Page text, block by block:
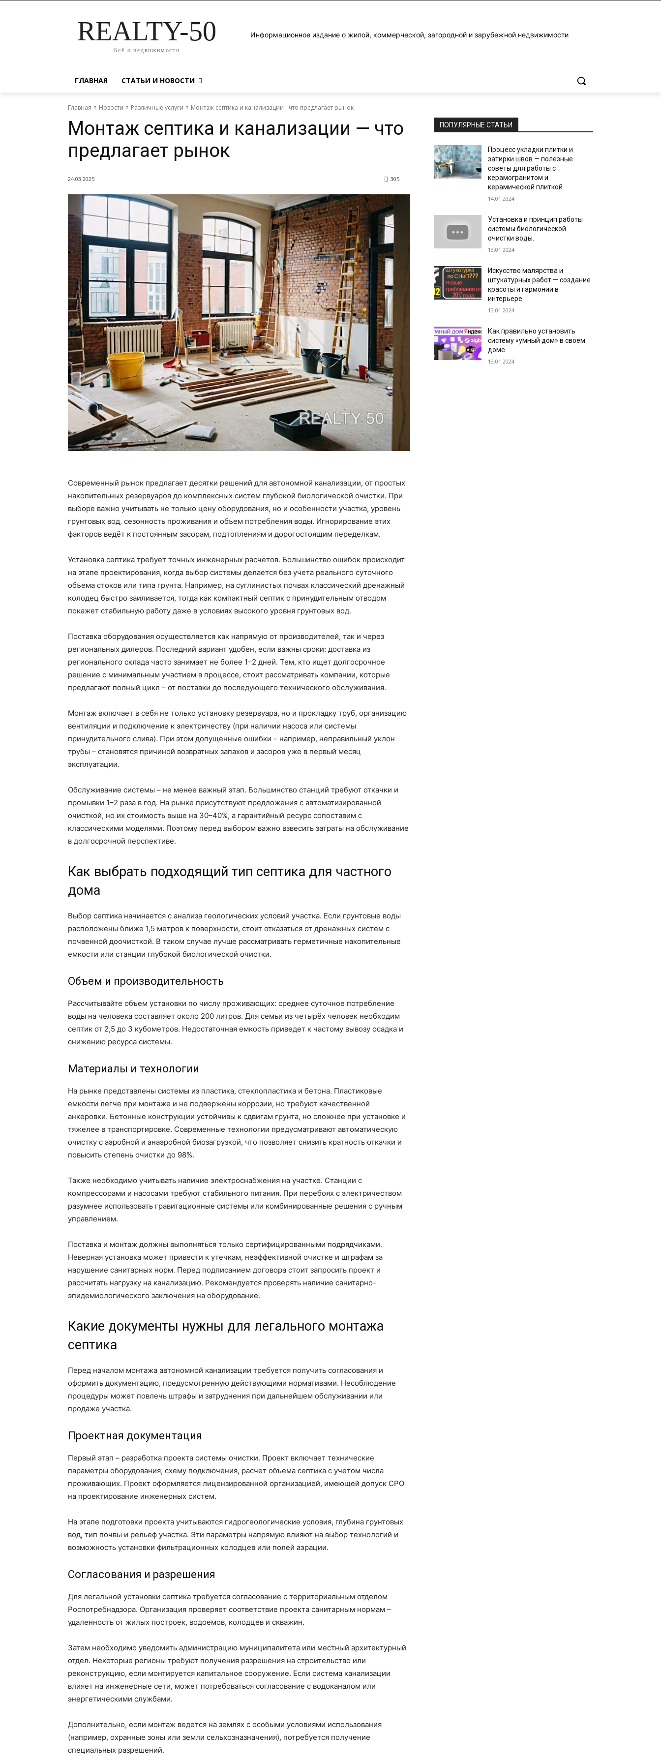
REALTY-50
Всё о недвижимости
Информационное издание о жилой, коммерческой, загородной и зарубежной недвижимости
ГЛАВНАЯ СТАТЬИ И НОВОСТИ
Главная Новости Различные услуги Монтаж септика и канализации - что предлагает рынок
Монтаж септика и канализации — что
предлагает рынок
24.03.2025 305
Современный рынок предлагает десятки решений для автономной канализации, от простых
накопительных резервуаров до комплексных систем глубокой биологической очистки. При
выборе важно учитывать не только цену оборудования, но и особенности участка, уровень
грунтовых вод, сезонность проживания и объем потребления воды. Игнорирование этих
факторов ведёт к постоянным засорам, подтоплениям и дорогостоящим переделкам.
Установка септика требует точных инженерных расчетов. Большинство ошибок происходит
на этапе проектирования, когда выбор системы делается без учета реального суточного
объема стоков или типа грунта. Например, на суглинистых почвах классический дренажный
колодец быстро заиливается, тогда как компактный септик с принудительным отводом
покажет стабильную работу даже в условиях высокого уровня грунтовых вод.
Поставка оборудования осуществляется как напрямую от производителей, так и через
региональных дилеров. Последний вариант удобен, если важны сроки: доставка из
регионального склада часто занимает не более 1–2 дней. Тем, кто ищет долгосрочное
решение с минимальным участием в процессе, стоит рассматривать компании, которые
предлагают полный цикл – от поставки до последующего технического обслуживания.
Монтаж включает в себя не только установку резервуара, но и прокладку труб, организацию
вентиляции и подключение к электричеству (при наличии насоса или системы
принудительного слива). При этом допущенные ошибки – например, неправильный уклон
трубы – становятся причиной возвратных запахов и засоров уже в первый месяц
эксплуатации.
Обслуживание системы – не менее важный этап. Большинство станций требуют откачки и
промывки 1–2 раза в год. На рынке присутствуют предложения с автоматизированной
очисткой, но их стоимость выше на 30–40%, а гарантийный ресурс сопоставим с
классическими моделями. Поэтому перед выбором важно взвесить затраты на обслуживание
в долгосрочной перспективе.
Как выбрать подходящий тип септика для частного
дома
Выбор септика начинается с анализа геологических условий участка. Если грунтовые воды
расположены ближе 1,5 метров к поверхности, стоит отказаться от дренажных систем с
почвенной доочисткой. В таком случае лучше рассматривать герметичные накопительные
емкости или станции глубокой биологической очистки.
Объем и производительность
Рассчитывайте объем установки по числу проживающих: среднее суточное потребление
воды на человека составляет около 200 литров. Для семьи из четырёх человек необходим
септик от 2,5 до 3 кубометров. Недостаточная емкость приведет к частому вывозу осадка и
снижению ресурса системы.
Материалы и технологии
На рынке представлены системы из пластика, стеклопластика и бетона. Пластиковые
емкости легче при монтаже и не подвержены коррозии, но требуют качественной
анкеровки. Бетонные конструкции устойчивы к сдвигам грунта, но сложнее при установке и
тяжелее в транспортировке. Современные технологии предусматривают автоматическую
очистку с аэробной и анаэробной биозагрузкой, что позволяет снизить кратность откачки и
повысить степень очистки до 98%.
Также необходимо учитывать наличие электроснабжения на участке. Станции с
компрессорами и насосами требуют стабильного питания. При перебоях с электричеством
разумнее использовать гравитационные системы или комбинированные решения с ручным
управлением.
Поставка и монтаж должны выполняться только сертифицированными подрядчиками.
Неверная установка может привести к утечкам, неэффективной очистке и штрафам за
нарушение санитарных норм. Перед подписанием договора стоит запросить проект и
рассчитать нагрузку на канализацию. Рекомендуется проверять наличие санитарно-
эпидемиологического заключения на оборудование.
Какие документы нужны для легального монтажа
септика
Перед началом монтажа автономной канализации требуется получить согласования и
оформить документацию, предусмотренную действующими нормативами. Несоблюдение
процедуры может повлечь штрафы и затруднения при дальнейшем обслуживании или
продаже участка.
Проектная документация
Первый этап – разработка проекта системы очистки. Проект включает технические
параметры оборудования, схему подключения, расчет объема септика с учетом числа
проживающих. Проект оформляется лицензированной организацией, имеющей допуск СРО
на проектирование инженерных систем.
На этапе подготовки проекта учитываются гидрогеологические условия, глубина грунтовых
вод, тип почвы и рельеф участка. Эти параметры напрямую влияют на выбор технологий и
возможность установки фильтрационных колодцев или полей аэрации.
Согласования и разрешения
Для легальной установки септика требуется согласование с территориальным отделом
Роспотребнадзора. Организация проверяет соответствие проекта санитарным нормам –
удаленность от жилых построек, водоемов, колодцев и скважин.
Затем необходимо уведомить администрацию муниципалитета или местный архитектурный
отдел. Некоторые регионы требуют получения разрешения на строительство или
реконструкцию, если монтируется капитальное сооружение. Если система канализации
влияет на инженерные сети, может потребоваться согласование с водоканалом или
энергетическими службами.
Дополнительно, если монтаж ведется на землях с особыми условиями использования
(например, охранные зоны или земли сельхозназначения), потребуется получение
специальных разрешений.
ПОПУЛЯРНЫЕ СТАТЬИ
Процесс укладки плитки и
затирки швов — полезные
советы для работы с
керамогранитом и
керамической плиткой
14.01.2024
Установка и принцип работы
системы биологической
очистки воды.
13.01.2024
Искусство малярства и
штукатурных работ — создание
красоты и гармонии в
интерьере
13.01.2024
Как правильно установить
систему «умный дом» в своем
доме
13.01.2024